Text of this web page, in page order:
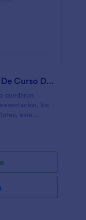
Encuesta De Satisfacción De Curso De Consultoría
quedaron
los
este